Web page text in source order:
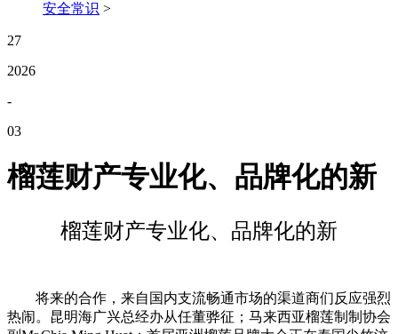
安全常识 >
27
2026
-
03
榴莲财产专业化、品牌化的新
榴莲财产专业化、品牌化的新
将来的合作，来自国内支流畅通市场的渠道商们反应强烈
热闹。昆明海广兴总经办从任董骅征；马来西亚榴莲制制协会